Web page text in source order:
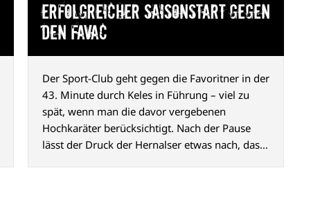
Erfolgreicher Saisonstart gegen
den FavAC
Der Sport-Club geht gegen die Favoritner in der
43. Minute durch Keles in Führung – viel zu
spät, wenn man die davor vergebenen
Hochkaräter berücksichtigt. Nach der Pause
lässt der Druck der Hernalser etwas nach, das